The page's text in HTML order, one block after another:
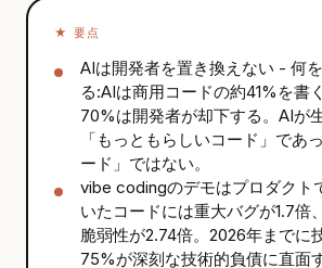
★ 要点
AIは開発者を置き換えない - 何
る:AIは商用コードの約41%を書
70%は開発者が却下する。AIが
「もっともらしいコード」であ
ード」ではない。
vibe codingのデモはプロダクト
いたコードには重大バグが1.7倍
脆弱性が2.74倍。2026年までに
75%が深刻な技術的負債に直面す